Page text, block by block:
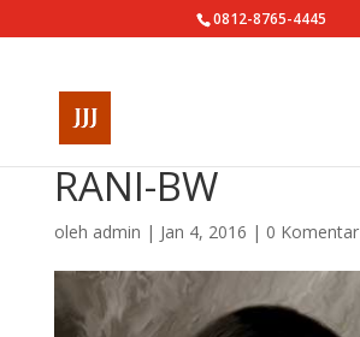
0812-8765-4445
RANI-BW
oleh admin | Jan 4, 2016 | 0 Komentar